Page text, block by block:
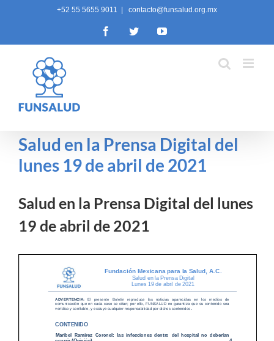
+52 55 5655 9011 contacto@funsalud.org.mx
FacebookTwitterYouTube
Salud en la Prensa Digital del
lunes 19 de abril de 2021
Salud en la Prensa Digital del lunes
19 de abril de 2021